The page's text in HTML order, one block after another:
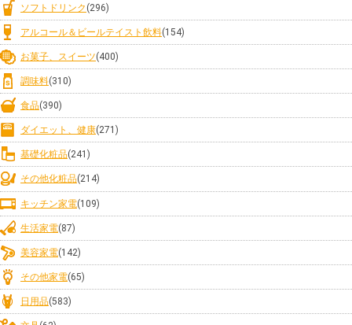
ソフトドリンク (296)
アルコール＆ビールテイスト飲料(154)
お菓子、スイーツ(400)
調味料(310)
食品(390)
ダイエット、健康(271)
基礎化粧品(241)
その他化粧品(214)
キッチン家電(109)
生活家電(87)
美容家電(142)
その他家電(65)
日用品(583)